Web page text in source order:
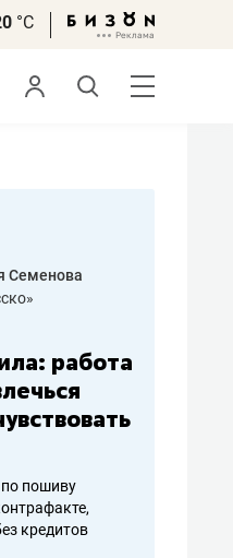
°С
Семенова
работа
пошиву
кредитов